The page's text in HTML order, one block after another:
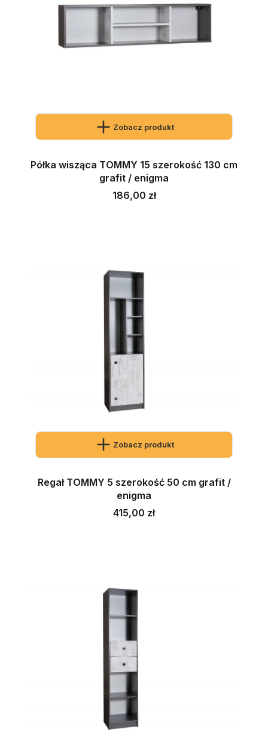
Zobacz produkt
Półka wisząca TOMMY 15 szerokość 130 cm
grafit / enigma
Cena
186,00 zł
Zobacz produkt
Regał TOMMY 5 szerokość 50 cm grafit /
enigma
Cena
415,00 zł